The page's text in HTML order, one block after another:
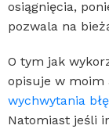
osiągnięcia,
pozwala na
O tym jak
opisuje w moim
wychwytania
Natomiast jeśli